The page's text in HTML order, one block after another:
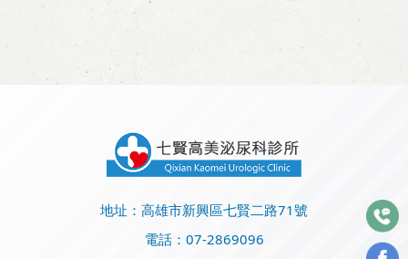
地址：高雄市新興區七賢二路71號
電話： 07-2869096